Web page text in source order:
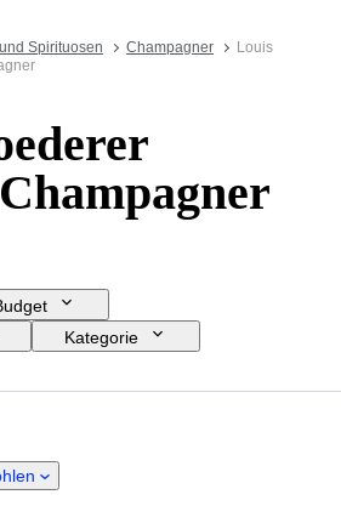
Spirituosen Champagner
Louis
Kategorie
Flaschengröße